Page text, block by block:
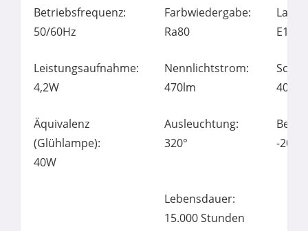
Betriebsfrequenz:
50/60Hz
Farbwiedergabe:
Ra80
E14
Leistungsaufnahme:
4,2W
Nennlichtstrom:
470lm
Äquivalenz
(Glühlampe):
40W
Ausleuchtung:
320°
-20°C
Lebensdauer:
15.000 Stunden